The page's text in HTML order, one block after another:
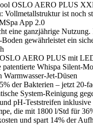
OSLO AERO PLUS
ist noch
App 2.0
eine ganzjährige
gewährleistet ein
AERO PLUS mit
Whispa Silent-
Jet-Düsen
der Bakterien – jetzt 20-
System-Reinigung
pH-Teststreifen inklusive
die mit 1800 l/Std für
und spart 14% der